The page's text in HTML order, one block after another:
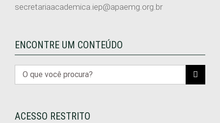
secretariaacademica.iep@apaemg.org.br
ENCONTRE UM CONTEÚDO
Buscar
resultados
ACESSO RESTRITO